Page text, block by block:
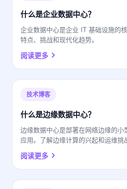
什么是企业数据中心？
企业数据中心是企业 IT 基础设施的
特点、挑战和现代化趋势。
阅读更多
技术博客
什么是边缘数据中心？
边缘数据中心是部署在网络边缘的
应用。了解边缘计算的兴起和运维挑
阅读更多